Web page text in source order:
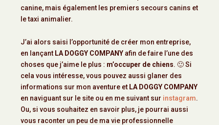
canine, mais également les premiers secours canins et
le taxi animalier.
J’ai alors saisi l’opportunité de créer mon entreprise,
en lançant LA DOGGY COMPANY afin de faire l’une des
choses que j’aime le plus : m’occuper de chiens. 🙂 Si
cela vous intéresse, vous pouvez aussi glaner des
informations sur mon aventure et LA DOGGY COMPANY
en naviguant sur le site ou en me suivant sur instagram.
Ou, si vous souhaitez en savoir plus, je pourrai aussi
vous raconter un peu de ma vie professionnelle